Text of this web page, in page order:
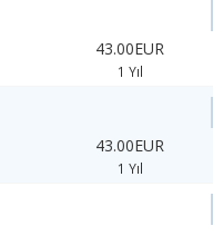
43.00EUR
1 Yıl
43.00EUR
1 Yıl